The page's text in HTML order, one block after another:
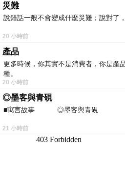
災難
說錯話一般不會變成什麼災難；說對了，
20 小時前
產品
更多時候，你其實不是消費者，你是產
種。
20 小時前
◎墨客與青硯
■寓言故事 ◎墨客與青硯
⊕潘文良
的墨客，在京城的古玩肆裡
21 小時前